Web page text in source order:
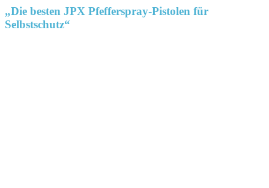
„Die besten JPX Pfefferspray-Pistolen für
Selbstschutz“